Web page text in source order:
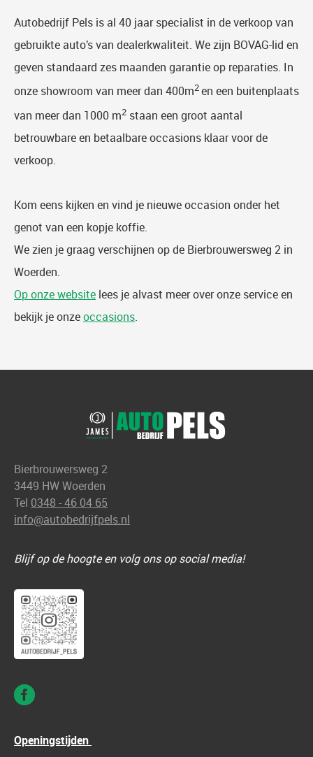
Autobedrijf Pels is al 40 jaar specialist in de verkoop van
gebruikte auto’s van dealerkwaliteit. We zijn BOVAG-lid en
geven standaard zes maanden garantie op reparaties. In
onze showroom van meer dan 400m2en een buitenplaats
van meer dan 1000 m2 staan een groot aantal
betrouwbare en betaalbare occasions klaar voor de
verkoop.
Kom eens kijken en vind je nieuwe occasion onder het
genot van een kopje koffie.
We zien je graag verschijnen op de Bierbrouwersweg 2 in
Woerden.
Op onze website lees je alvast meer over onze service en
bekijk je onzeoccasions.
Bierbrouwersweg 2
3449 HW Woerden
Tel 0348 - 46 04 65
info@autobedrijfpels.nl
Blijf op de hoogte en volg ons op social media!
Openingstijden